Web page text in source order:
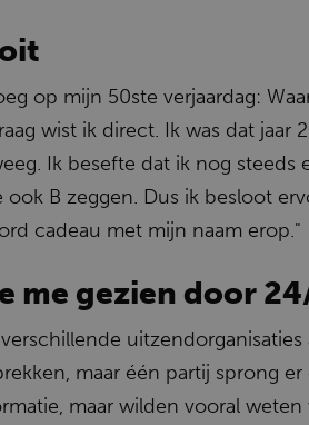
op mijn 50ste verjaardag:
wist ik direct. Ik was dat jaar
Ik besefte dat ik nog steeds
ook B zeggen. Dus ik besloot
cadeau met mijn naam erop."
me gezien door
maar één partij sprong
maar wilden vooral